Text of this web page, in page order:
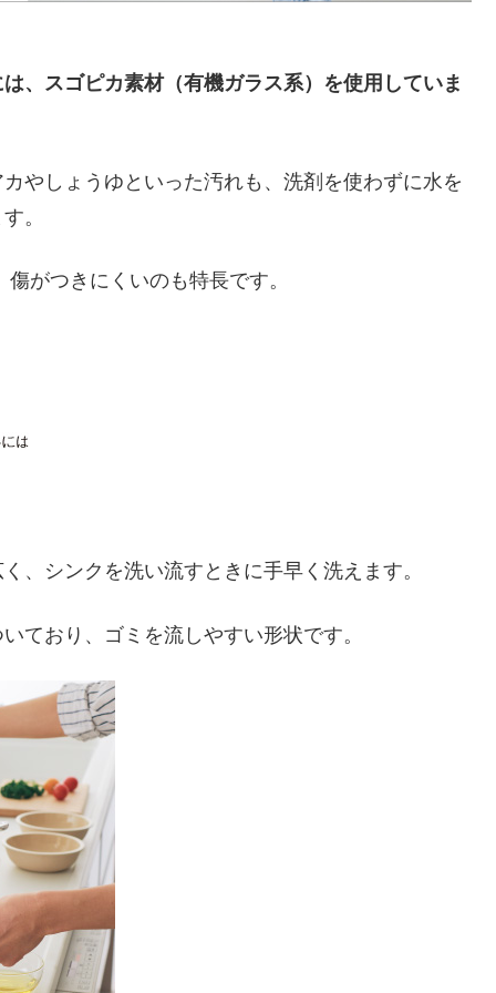
、スゴピカ素材（有機ガラス系）を使用していま
やしょうゆといった汚れも、洗剤を使わずに水を
。
がつきにくいのも特長です。
、シンクを洗い流すときに手早く洗えます。
ており、ゴミを流しやすい形状です。